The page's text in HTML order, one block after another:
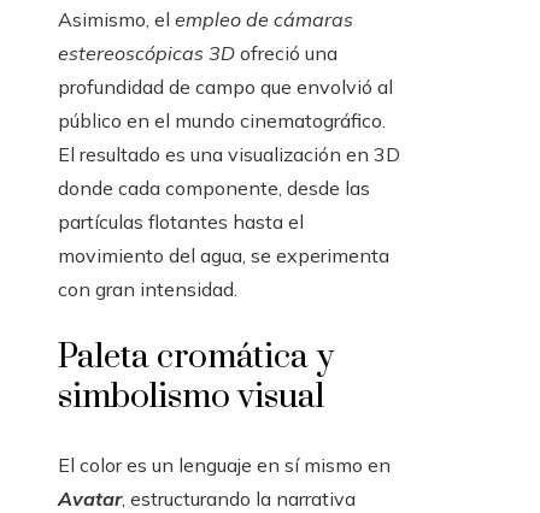
Asimismo, el empleo de cámaras
estereoscópicas 3D ofreció una
profundidad de campo que envolvió al
público en el mundo cinematográfico.
El resultado es una visualización en 3D
donde cada componente, desde las
partículas flotantes hasta el
movimiento del agua, se experimenta
con gran intensidad.
Paleta cromática y
simbolismo visual
El color es un lenguaje en sí mismo en
Avatar, estructurando la narrativa